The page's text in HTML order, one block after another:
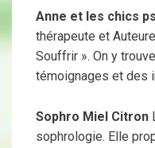
Anne et les chics
thérapeute et
Souffrir ». On y
témoignages et des
Sophro Miel Citron
sophrologie. Elle